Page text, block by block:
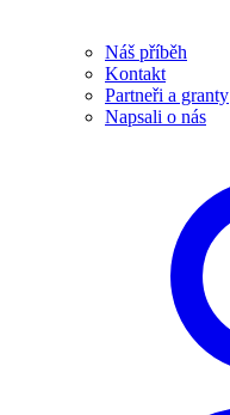
Náš příběh
Kontakt
Partneři a granty
Napsali o nás